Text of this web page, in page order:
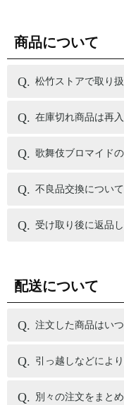
商品について
松竹ストアで取り
在庫切れ商品は再
歌舞伎ブロマイド
不良品交換について
受け取り後に返品
配送について
注文した商品はい
引っ越しなどによ
別々の注文をまと